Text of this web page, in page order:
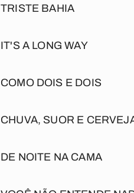
TRISTE BAHIA
IT'S A LONG WAY
COMO DOIS E DOIS
CHUVA, SUOR E
DE NOITE NA CAMA